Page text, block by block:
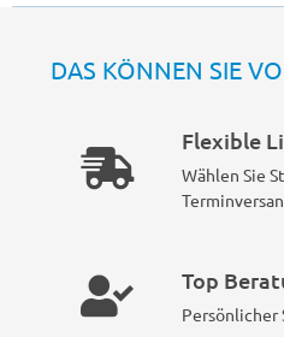
DAS KÖNNEN SIE
Flexible
Wählen Sie
Top
Persönlicher